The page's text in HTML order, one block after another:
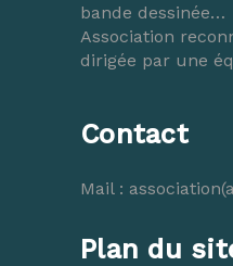
bande dessinée…
Association
dirigée par une
Contact
Mail :
Plan du